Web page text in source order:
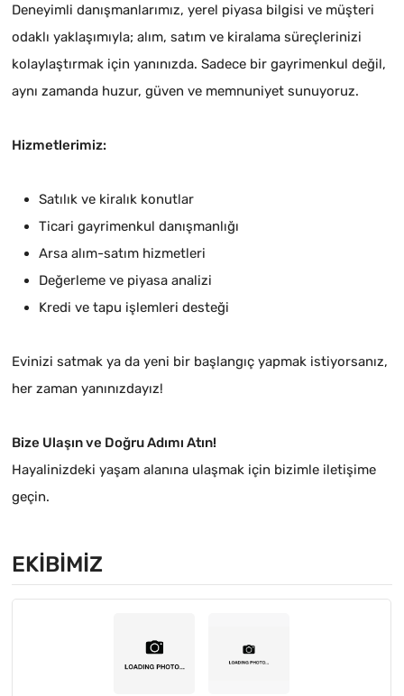
Deneyimli danışmanlarımız, yerel piyasa bilgisi ve müşteri
odaklı yaklaşımıyla; alım, satım ve kiralama süreçlerinizi
kolaylaştırmak için yanınızda. Sadece bir gayrimenkul değil,
aynı zamanda huzur, güven ve memnuniyet sunuyoruz.
Hizmetlerimiz:
Satılık ve kiralık konutlar
Ticari gayrimenkul danışmanlığı
Arsa alım-satım hizmetleri
Değerleme ve piyasa analizi
Kredi ve tapu işlemleri desteği
Evinizi satmak ya da yeni bir başlangıç yapmak istiyorsanız,
her zaman yanınızdayız!
Bize Ulaşın ve Doğru Adımı Atın!
Hayalinizdeki yaşam alanına ulaşmak için bizimle iletişime
geçin.
EKIBIMIZ